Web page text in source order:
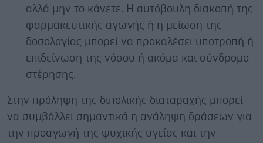
αλλά μην το κάνετε. Η αυτόβουλη διακοπή της
φαρμακευτικής αγωγής ή η μείωση της
δοσολογίας μπορεί να προκαλέσει υποτροπή ή
επιδείνωση της νόσου ή ακόμα και σύνδρομο
στέρησης.
Στην πρόληψη της διπολικής διαταραχής μπορεί
να συμβάλλει σημαντικά η ανάληψη δράσεων για
την προαγωγή της ψυχικής υγείας και την